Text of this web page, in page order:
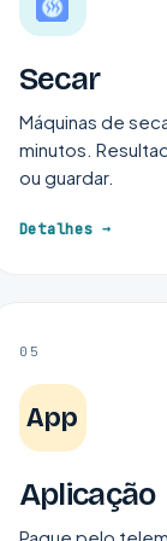
Secar
Máquinas de
minutos.
ou guardar.
Detalhes
05
App
Aplicação